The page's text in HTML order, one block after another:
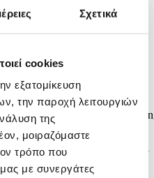
Σχετικά
cookies
εξατομίκευση
την παροχή λειτουργιών
της
μοιραζόμαστε
τρόπο που
μας με συνεργάτες
Anaheim, Andrea Luna, Jules
and their 8 cats are
center after evacuating
a large storage tank at the
Grove, California USA, 23 May